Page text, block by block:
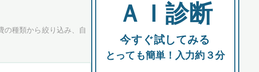
の種類から絞り込み、自
ＡＩ診断
今すぐ試してみる
とっても簡単！入力約３分